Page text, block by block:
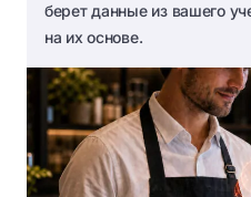
берет данные из вашего
на их основе.